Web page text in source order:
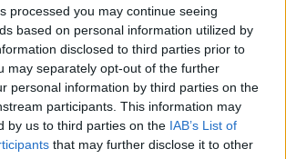
processed you may continue seeing
based on personal information utilized by
disclosed to third parties prior to
may separately opt-out of the further
personal information by third parties on the
participants. This information may
by us to third parties on the IAB’s List of
that may further disclose it to other